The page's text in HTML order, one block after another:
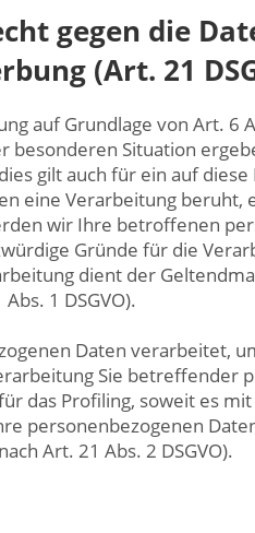
gegen die
(Art. 21
auf Grundlage von Art. 6
besonderen Situation
gilt auch für ein auf
eine Verarbeitung
wir Ihre betroffenen
Gründe für die
dient der
1 DSGVO).
Daten verarbeitet,
Sie betreffender
das Profiling, soweit es
personenbezogenen
Art. 21 Abs. 2 DSGVO).